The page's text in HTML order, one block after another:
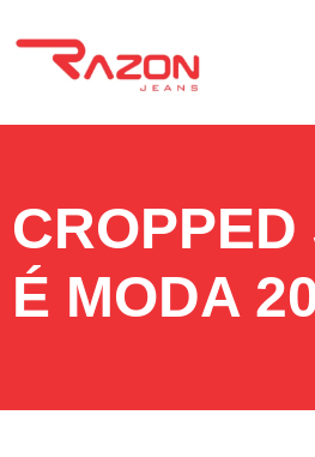
É MODA